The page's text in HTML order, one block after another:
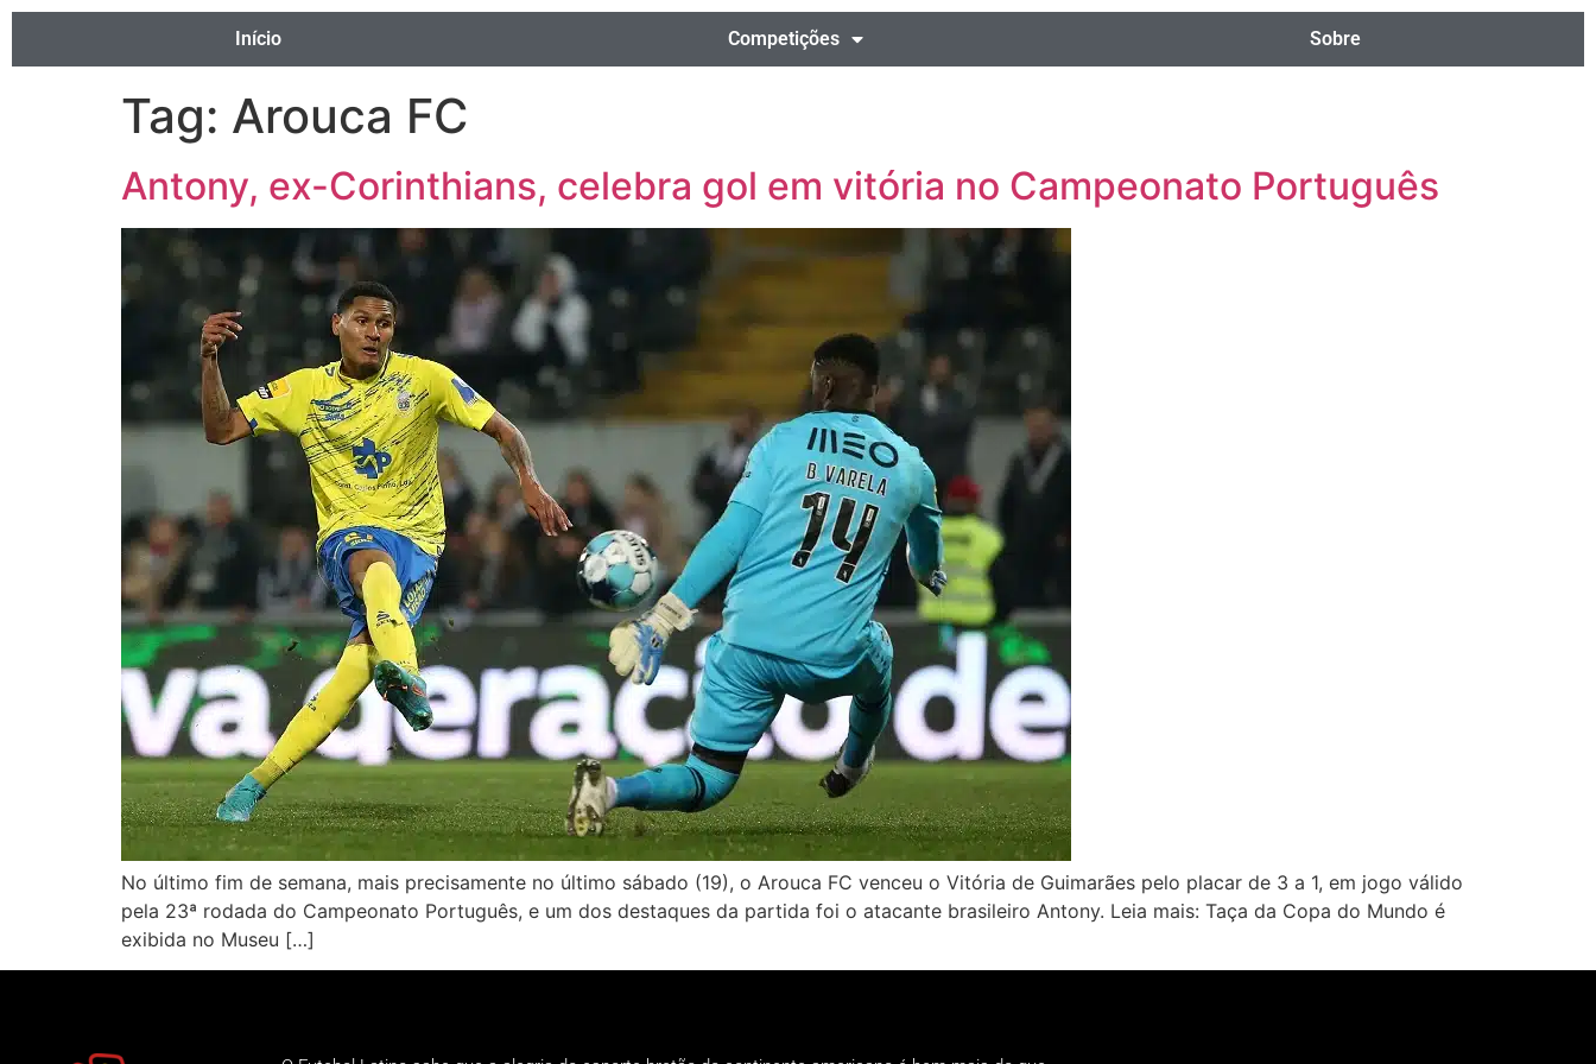
Início Competições Sobre
Tag: Arouca FC
Antony, ex-Corinthians, celebra gol em vitória no Campeonato Português
No último fim de semana, mais precisamente no último sábado (19), o Arouca FC venceu o Vitória de Guimarães pelo placar de 3 a 1, em jogo válido
pela 23ª rodada do Campeonato Português, e um dos destaques da partida foi o atacante brasileiro Antony. Leia mais: Taça da Copa do Mundo é
exibida no Museu […]